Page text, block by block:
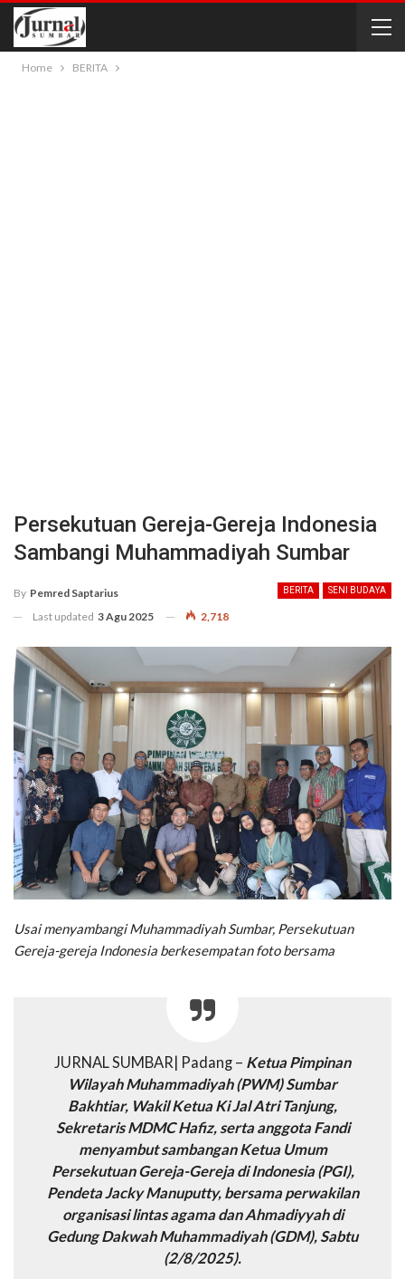
Home BERITA
Persekutuan Gereja-Gereja Indonesia
Sambangi Muhammadiyah Sumbar
BERITA SENI BUDAYA
By Pemred Saptarius
Last updated 3 Agu 2025 2,718
Usai menyambangi Muhammadiyah Sumbar, Persekutuan
Gereja-gereja Indonesia berkesempatan foto bersama
JURNAL SUMBAR| Padang – Ketua Pimpinan
Wilayah Muhammadiyah (PWM) Sumbar
Bakhtiar, Wakil Ketua Ki Jal Atri Tanjung,
Sekretaris MDMC Hafiz, serta anggota Fandi
menyambut sambangan Ketua Umum
Persekutuan Gereja-Gereja di Indonesia (PGI),
Pendeta Jacky Manuputty, bersama perwakilan
organisasi lintas agama dan Ahmadiyyah di
Gedung Dakwah Muhammadiyah (GDM), Sabtu
(2/8/2025).